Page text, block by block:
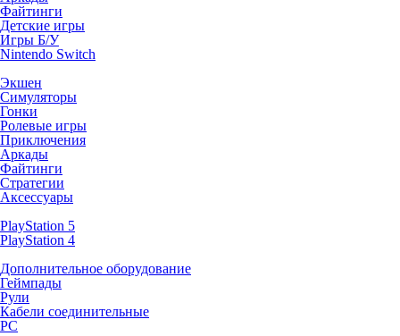
Файтинги
Детские игры
Игры Б/У
Nintendo Switch
Экшен
Симуляторы
Гонки
Ролевые игры
Приключения
Аркады
Файтинги
Стратегии
Аксессуары
PlayStation 5
PlayStation 4
Дополнительное оборудование
Геймпады
Рули
Кабели соединительные
PC